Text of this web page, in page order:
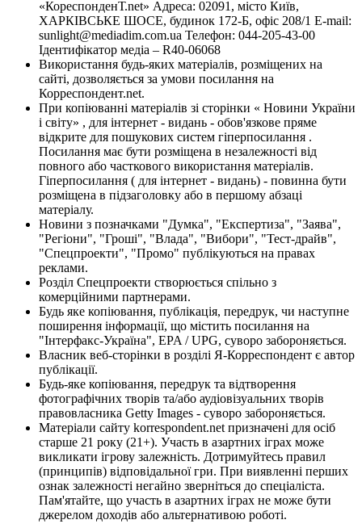
«КореспонденТ.net» Адреса: 02091, місто Київ,
ХАРКІВСЬКЕ ШОСЕ, будинок 172-Б, офіс 208/1 E-mail:
sunlight@mediadim.com.ua Телефон: 044-205-43-00
Ідентифікатор медіа – R40-06068
Використання будь-яких матеріалів, розміщених на
сайті, дозволяється за умови посилання на
Корреспондент.net.
При копіюванні матеріалів зі сторінки « Новини України
і світу» , для інтернет - видань - обов'язкове пряме
відкрите для пошукових систем гіперпосилання .
Посилання має бути розміщена в незалежності від
повного або часткового використання матеріалів.
Гіперпосилання ( для інтернет - видань) - повинна бути
розміщена в підзаголовку або в першому абзаці
матеріалу.
Новини з позначками "Думка", "Експертиза", "Заява",
"Регіони", "Гроші", "Влада", "Вибори", "Тест-драйв",
"Спецпроекти", "Промо" публікуються на правах
реклами.
Розділ Спецпроекти створюється спільно з
комерційними партнерами.
Будь яке копіювання, публікація, передрук, чи наступне
поширення інформації, що містить посилання на
"Інтерфакс-Україна", EPA / UPG, суворо забороняється.
Власник веб-сторінки в розділі Я-Корреспондент є автор
публікації.
Будь-яке копіювання, передрук та відтворення
фотографічних творів та/або аудіовізуальних творів
правовласника Getty Images - суворо забороняється.
Матеріали сайту korrespondent.net призначені для осіб
старше 21 року (21+). Участь в азартних іграх може
викликати ігрову залежність. Дотримуйтесь правил
(принципів) відповідальної гри. При виявленні перших
ознак залежності негайно зверніться до спеціаліста.
Пам'ятайте, що участь в азартних іграх не може бути
джерелом доходів або альтернативою роботі.